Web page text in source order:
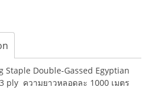
Staple Double-Gassed Egyptian
ply ความยาวหลอดละ 1000 เมตร